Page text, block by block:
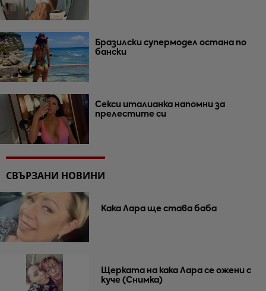
Бразилски супермодел остана по
бански
Секси италианка напомни за
прелестите си
СВЪРЗАНИ НОВИНИ
Кака Лара ще става баба
Щерката на кака Лара се ожени с
куче (Снимка)